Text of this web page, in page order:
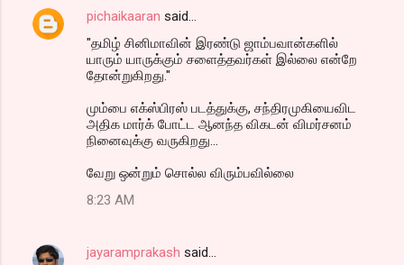
pichaikaaran said…
"தமிழ் சினிமாவின் இரண்டு ஜாம்பவான்களில்
யாரும் யாருக்கும் சளைத்தவர்கள் இல்லை என்றே
தோன்றுகிறது."
மும்பை எக்ஸ்பிரஸ் படத்துக்கு, சந்திரமுகியைவிட
அதிக மார்க் போட்ட ஆனந்த விகடன் விமர்சனம்
நினைவுக்கு வருகிறது...
வேறு ஒன்றும் சொல்ல விரும்பவில்லை
8:23 AM
jayaramprakash said…